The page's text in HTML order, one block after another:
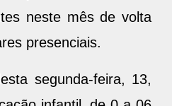
no momento de
neste mês de volta
segunda-feira, 13,